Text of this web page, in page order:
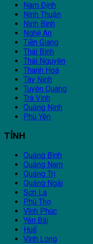
Nam Định
Ninh Thuận
Ninh Bình
Nghệ An
Tiền Giang
Thái Bình
Thái Nguyên
Thanh Hoá
Tây Ninh
Tuyên Quang
Trà Vinh
Quảng Ninh
Phú Yên
TỈNH
Quảng Bình
Quảng Nam
Quảng Trị
Quảng Ngãi
Sơn La
Phú Thọ
Vĩnh Phúc
Yên Bái
Huế
Vĩnh Long